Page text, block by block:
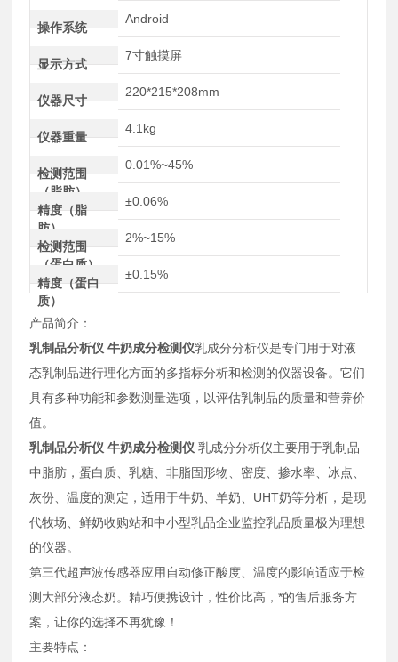
操作系统
Android
显示方式
7寸触摸屏
仪器尺寸
220*215*208mm
仪器重量
4.1kg
检测范围
（脂肪）
0.01%~45%
精度（脂
肪）
±0.06%
检测范围
（蛋白质）
2%~15%
精度（蛋白
质）
±0.15%
产品简介：
乳制品分析仪 牛奶成分检测仪乳成分分析仪是专门用于对液
态乳制品进行理化方面的多指标分析和检测的仪器设备。它们
具有多种功能和参数测量选项，以评估乳制品的质量和营养价
值。
乳制品分析仪 牛奶成分检测仪 乳成分分析仪主要用于乳制品
中脂肪，蛋白质、乳糖、非脂固形物、密度、掺水率、冰点、
灰份、温度的测定，适用于牛奶、羊奶、UHT奶等分析，是现
代牧场、鲜奶收购站和中小型乳品企业监控乳品质量极为理想
的仪器。
第三代超声波传感器应用自动修正酸度、温度的影响适应于检
测大部分液态奶。精巧便携设计，性价比高，*的售后服务方
案，让你的选择不再犹豫！
主要特点：